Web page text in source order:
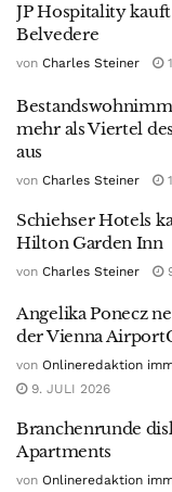
JP Hospitality
Belvedere
von Charles Steiner
mehr als Viertel
aus
von Charles Steiner
Schiehser Hotels
Hilton Garden Inn
von Charles Steiner
Angelika Ponecz
der Vienna
von Onlineredaktion
9. JULI 2026
Branchenrunde
Apartments
von Onlineredaktion